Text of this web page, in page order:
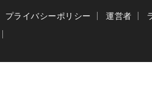
プライバシーポリシー 運営者